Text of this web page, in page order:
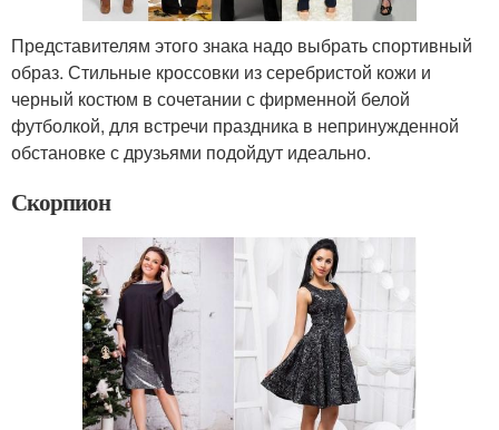
Представителям этого знака надо выбрать спортивный
образ. Стильные кроссовки из серебристой кожи и
черный костюм в сочетании с фирменной белой
футболкой, для встречи праздника в непринужденной
обстановке с друзьями подойдут идеально.
Скорпион